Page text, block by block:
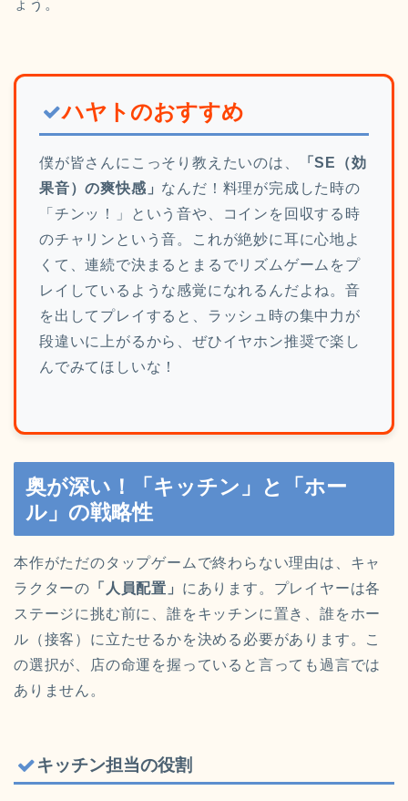
ょう。
ハヤトのおすすめ
僕が皆さんにこっそり教えたいのは、
「SE（効
果音）の爽快感」 なんだ！料理が完成した時の
「チンッ！」という音や、コインを回収する時
のチャリンという音。これが絶妙に耳に心地よ
くて、連続で決まるとまるでリズムゲームをプ
レイしているような感覚になれるんだよね。音
を出してプレイすると、ラッシュ時の集中力が
段違いに上がるから、ぜひイヤホン推奨で楽し
んでみてほしいな！
奥が深い！「キッチン」と「ホー
ル」の戦略性
本作がただのタップゲームで終わらない理由は、キャ
ラクターの 「人員配置」 にあります。プレイヤーは各
ステージに挑む前に、誰をキッチンに置き、誰をホー
ル（接客）に立たせるかを決める必要があります。こ
の選択が、店の命運を握っていると言っても過言では
ありません。
キッチン担当の役割